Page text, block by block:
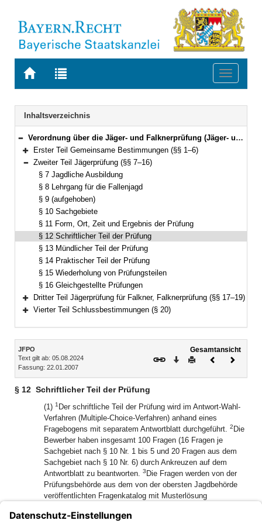
Zur
BAYERN.RECHT
Zur
letzten
Suche
Toggle
Navigation
Inhaltsverzeichnis
Bereich reduzieren
Verordnung über die Jäger- und Falknerprüfung (Jäger- und Falknerprüfungsordnung – JFPO) Vom 22. Januar 2007 (GVBl. S. 59) BayRS 792-7-W (§§ 1–20)
Bereich erweitern
Erster Teil Gemeinsame Bestimmungen (§§ 1–6)
Bereich reduzieren
Zweiter Teil Jägerprüfung (§§ 7–16)
§ 7 Jagdliche Ausbildung
§ 8 Lehrgang für die Fallenjagd
§ 9 (aufgehoben)
§ 10 Sachgebiete
§ 11 Form, Ort, Zeit und Ergebnis der Prüfung
§ 12 Schriftlicher Teil der Prüfung
§ 13 Mündlicher Teil der Prüfung
§ 14 Praktischer Teil der Prüfung
§ 15 Wiederholung von Prüfungsteilen
§ 16 Gleichgestellte Prüfungen
Bereich erweitern
Dritter Teil Jägerprüfung für Falkner, Falknerprüfung (§§ 17–19)
Vierter Teil Schlussbestimmungen (§ 20)
Inhalt
JFPO
Text gilt ab: 05.08.2024
Fassung: 22.01.2007
Gesamtansicht
Download
DruckenVorheriges
§ 12 Schriftlicher Teil der Prüfung
(1) 1 Der schriftliche Teil der Prüfung wird im Antwort-Wahl-
Verfahren (Multiple-Choice-Verfahren) anhand eines
Fragebogens mit separatem Antwortblatt durchgeführt. 2 Die
Bewerber haben insgesamt 100 Fragen (16 Fragen je
Sachgebiet nach § 10 Nr. 1 bis 5 und 20 Fragen aus dem
Sachgebiet nach § 10 Nr. 6) durch Ankreuzen auf dem
Antwortblatt zu beantworten. 3 Die Fragen werden von der
Prüfungsbehörde aus dem von der obersten Jagdbehörde
veröffentlichten Fragenkatalog mit Musterlösung